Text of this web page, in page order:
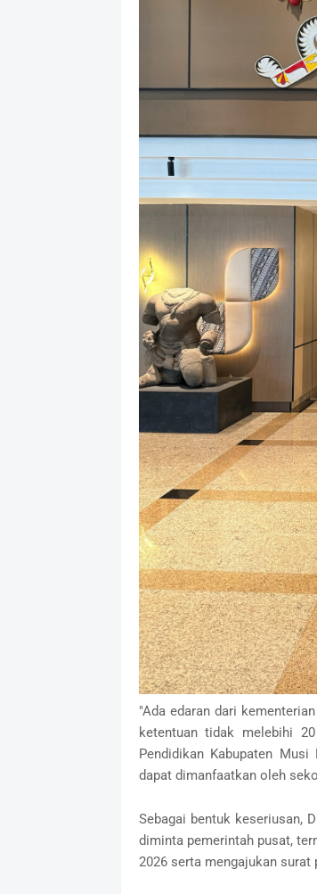
‎"Ada edaran dari
ketentuan tidak melebihi
Pendidikan Kabupaten
dapat dimanfaatkan oleh
‎Sebagai bentuk keseriusan,
diminta pemerintah pusat,
2026 serta mengajukan